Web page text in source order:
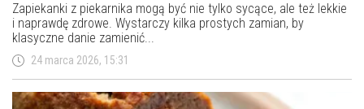
Zapiekanki z piekarnika mogą być nie tylko sycące, ale też lekkie
i naprawdę zdrowe. Wystarczy kilka prostych zamian, by
klasyczne danie zamienić...
24 marca 2026, 15:31